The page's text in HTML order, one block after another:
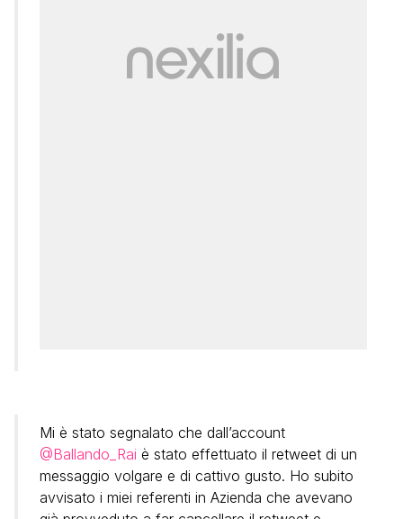
Mi è stato segnalato che dall’account
@Ballando_Rai è stato effettuato il retweet di un
messaggio volgare e di cattivo gusto. Ho subito
avvisato i miei referenti in Azienda che avevano